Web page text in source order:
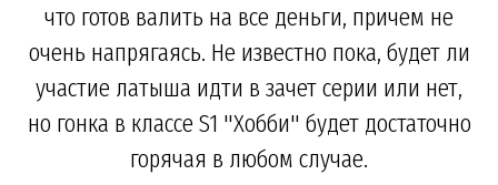
что готов валить на все деньги, причем не
очень напрягаясь. Не известно пока, будет ли
участие латыша идти в зачет серии или нет,
но гонка в классе S1 "Хобби" будет достаточно
горячая в любом случае.